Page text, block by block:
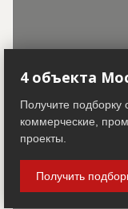
30.07.2026
4 объекта
Получите подборку
коммерческие,
проекты.
Получить